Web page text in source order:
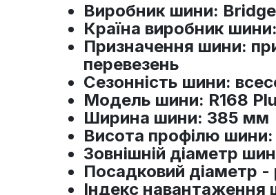
Виробник шини:
Країна виробник шини
Призначення шини:
перевезень
Сезонність шини:
Модель шини: R168
Ширина шини: 385 мм
Висота профілю шини
Зовнішній діаметр
Посадковий діаметр -
Індекс навантаження